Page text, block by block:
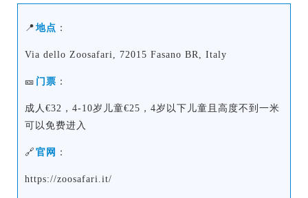
📍 地点 ：
Via dello Zoosafari, 72015 Fasano BR, Italy
🎫 门票 ：
成人€32，4-10岁儿童€25，4岁以下儿童且高度不到一米
可以免费进入
🔗官网 ：
https://zoosafari.it/